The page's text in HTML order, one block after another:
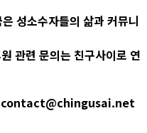
성소수자들의 삶과 커뮤니
관련 문의는 친구사이로 연
contact@chingusai.net